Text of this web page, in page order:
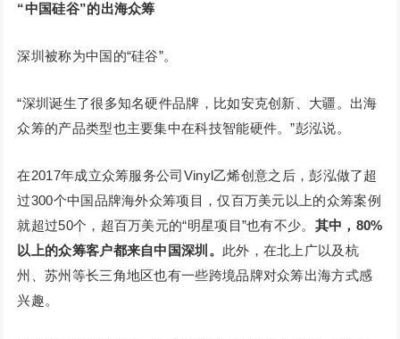
“中国硅谷”的出海众筹
深圳被称为中国的“硅谷”。
“深圳诞生了很多知名硬件品牌，比如安克创新、大疆。出海
众筹的产品类型也主要集中在科技智能硬件。”彭泓说。
在2017年成立众筹服务公司Vinyl乙烯创意之后，彭泓做了超
过300个中国品牌海外众筹项目，仅百万美元以上的众筹案例
就超过50个，超百万美元的“明星项目”也有不少。 其中，80%
以上的众筹客户都来自中国深圳。 此外，在北上广以及杭
州、苏州等长三角地区也有一些跨境品牌对众筹出海方式感
兴趣。